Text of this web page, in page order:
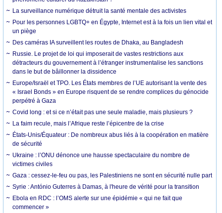
La surveillance numérique détruit la santé mentale des activistes
Pour les personnes LGBTQ+ en Égypte, Internet est à la fois un lien vital et
un piège
Des caméras IA surveillent les routes de Dhaka, au Bangladesh
Russie. Le projet de loi qui imposerait de vastes restrictions aux
détracteurs du gouvernement à l’étranger instrumentalise les sanctions
dans le but de bâillonner la dissidence
Europe/Israël et TPO. Les États membres de l’UE autorisant la vente des
« Israel Bonds » en Europe risquent de se rendre complices du génocide
perpétré à Gaza
Covid long : et si ce n’était pas une seule maladie, mais plusieurs ?
La faim recule, mais l’Afrique reste l’épicentre de la crise
États-Unis/Équateur : De nombreux abus liés à la coopération en matière
de sécurité
Ukraine : l’ONU dénonce une hausse spectaculaire du nombre de
victimes civiles
Gaza : cessez-le-feu ou pas, les Palestiniens ne sont en sécurité nulle part
Syrie : António Guterres à Damas, à l'heure de vérité pour la transition
Ebola en RDC : l’OMS alerte sur une épidémie « qui ne fait que
commencer »